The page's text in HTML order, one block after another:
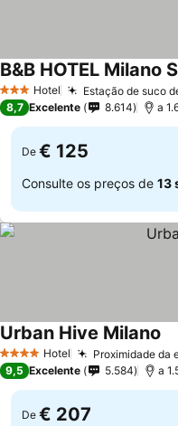
3 EstrelasHotel Estação de suco
B&B HOTEL Milano
8,7 Excelente 8.614 a
De € 125
Consulte os preços de 13
4 EstrelasHotel Proximidade da
Urban Hive Milano
9,5 Excelente 5.584 a
De € 207